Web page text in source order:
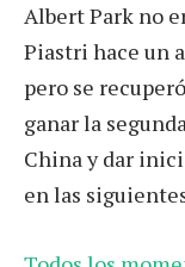
Albert Park no
Piastri hace un
pero se
ganar la
China y dar
en las